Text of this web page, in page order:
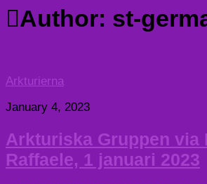
Author: st-
Arkturierna
January 4, 2023
Arkturiska Gruppen via
Raffaele, 1 januari 2023